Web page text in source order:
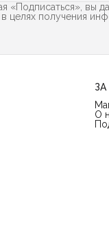
«Подписаться», вы
в целях получения
О